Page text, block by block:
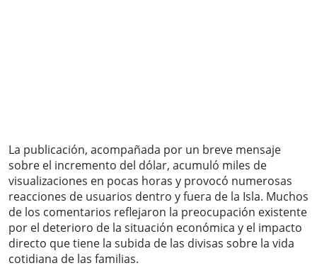
La publicación, acompañada por un breve mensaje
sobre el incremento del dólar, acumuló miles de
visualizaciones en pocas horas y provocó numerosas
reacciones de usuarios dentro y fuera de la Isla. Muchos
de los comentarios reflejaron la preocupación existente
por el deterioro de la situación económica y el impacto
directo que tiene la subida de las divisas sobre la vida
cotidiana de las familias.